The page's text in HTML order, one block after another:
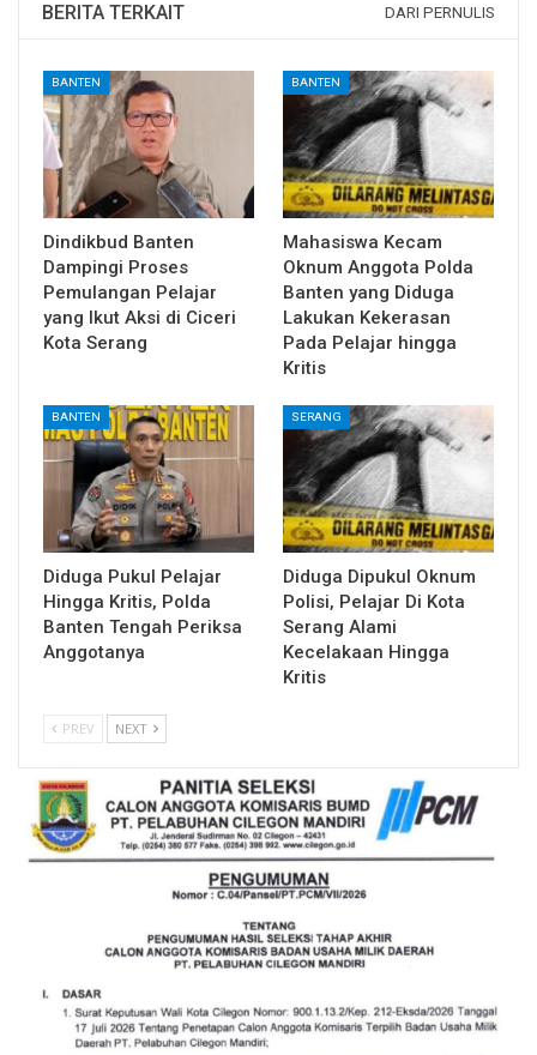
BERITA TERKAIT DARI PERNULIS
BANTEN
Dindikbud Banten
Dampingi Proses
Pemulangan Pelajar
yang Ikut Aksi di Ciceri
Kota Serang
BANTEN
Mahasiswa Kecam
Oknum Anggota Polda
Banten yang Diduga
Lakukan Kekerasan
Pada Pelajar hingga
Kritis
BANTEN
Diduga Pukul Pelajar
Hingga Kritis, Polda
Banten Tengah Periksa
Anggotanya
SERANG
Diduga Dipukul Oknum
Polisi, Pelajar Di Kota
Serang Alami
Kecelakaan Hingga
Kritis
PREV NEXT